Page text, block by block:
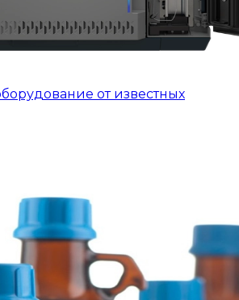
от известных